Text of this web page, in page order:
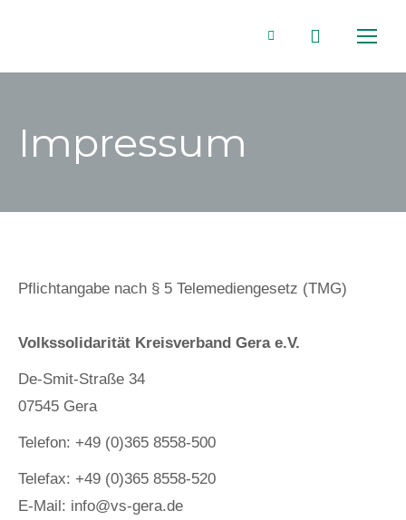
Search:
window
Impressum
Pflichtangabe nach § 5 Telemediengesetz (TMG)
Volkssolidarität Kreisverband Gera e.V.
De-Smit-Straße 34
07545 Gera
Telefon: +49 (0)365 8558-500
Telefax: +49 (0)365 8558-520
E-Mail: info@vs-gera.de